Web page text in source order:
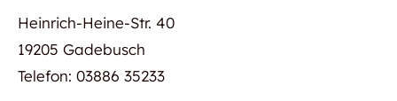
Heinrich-Heine-Str. 40
19205 Gadebusch
Telefon: 03886 35233